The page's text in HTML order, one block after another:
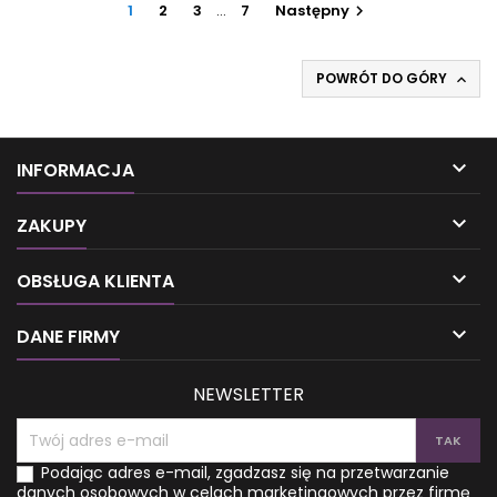
prezentuje wykaz preparatów...
1 2 3 … 7 Następny 
POWRÓT DO GÓRY 
INFORMACJA 
ZAKUPY 
OBSŁUGA KLIENTA 
DANE FIRMY 
NEWSLETTER
Podając adres e-mail, zgadzasz się na przetwarzanie
danych osobowych w celach marketingowych przez firmę